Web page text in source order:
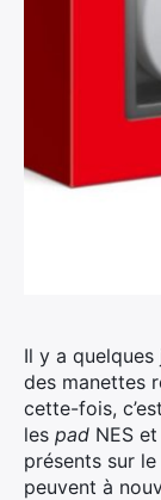
Il y a
des manettes
cette-fois,
les pad NES
présents sur
peuvent à